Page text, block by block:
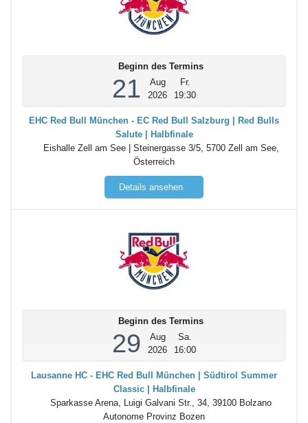
Beginn des Termins
21
Aug
2026
Fr.
19:30
EHC Red Bull München - EC Red Bull Salzburg | Red Bulls
Salute | Halbfinale
Eishalle Zell am See | Steinergasse 3/5, 5700 Zell am See,
Österreich
Details ansehen
Beginn des Termins
29
Aug
2026
Sa.
16:00
Lausanne HC - EHC Red Bull München | Südtirol Summer
Classic | Halbfinale
Sparkasse Arena, Luigi Galvani Str., 34, 39100 Bolzano
Autonome Provinz Bozen